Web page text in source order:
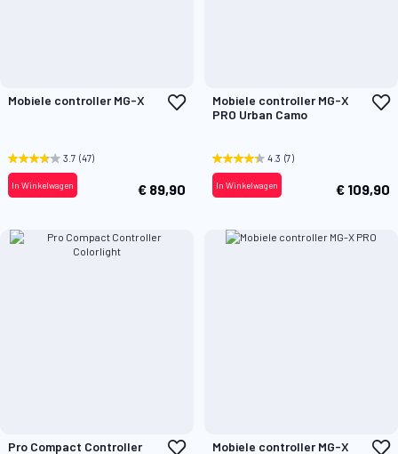
Mobiele controller MG-X
Voeg
3.7 (47)
€ 89,90
In Winkelwagen
Mobiele controller MG-X
PRO Urban Camo
4.3 (7)
€ 109,90
In Winkelwagen
Pro Compact Controller
Voeg Mobiele controller MG-X